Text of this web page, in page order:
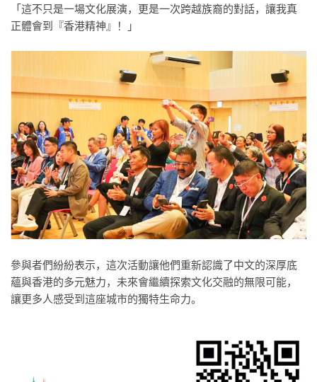
「這不只是一場文化展演，更是一次跨越族裔的對話，讓我真
正體會到『香港精神』！」
參與者們紛紛表示，這次活動讓他們重新認識了中文的深厚底
蘊與香港的多元魅力，未來會繼續探索文化交融的無限可能，
讓更多人感受到這座城市的獨特生命力。